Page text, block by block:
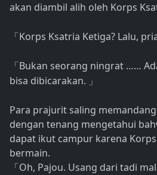
akan diambil alih oleh Korps
「 Korps Ksatria Ketiga? Lalu,
「 Bukan seorang ningrat ……
bisa dibicarakan.
」
Para prajurit saling
dengan tenang mengetahui
dapat ikut campur karena
bermain.
「 Oh, Pajou. Usang dari tadi